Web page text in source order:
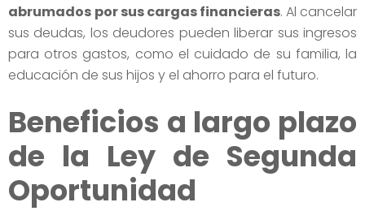
abrumados por sus cargas financieras. Al cancelar
sus deudas, los deudores pueden liberar sus ingresos
para otros gastos, como el cuidado de su familia, la
educación de sus hijos y el ahorro para el futuro.
Beneficios a largo plazo
de la Ley de Segunda
Oportunidad